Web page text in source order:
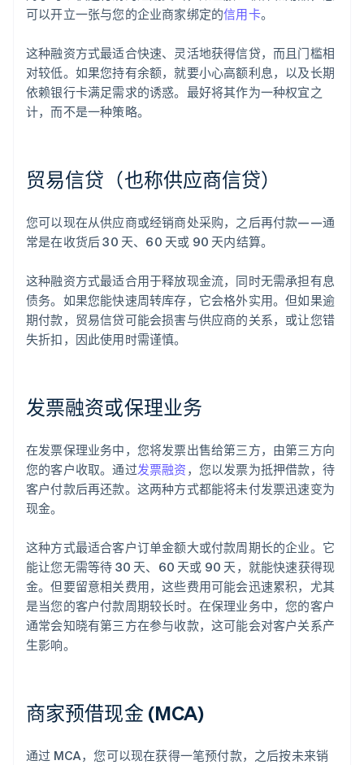
可以开立一张与您的企业商家绑定的信用卡。
这种融资方式最适合快速、灵活地获得信贷，而且门槛相
对较低。如果您持有余额，就要小心高额利息，以及长期
依赖银行卡满足需求的诱惑。最好将其作为一种权宜之
计，而不是一种策略。
贸易信贷（也称供应商信贷）
您可以现在从供应商或经销商处采购，之后再付款——通
常是在收货后 30 天、60 天或 90 天内结算。
这种融资方式最适合用于释放现金流，同时无需承担有息
债务。如果您能快速周转库存，它会格外实用。但如果逾
期付款，贸易信贷可能会损害与供应商的关系，或让您错
失折扣，因此使用时需谨慎。
发票融资或保理业务
在发票保理业务中，您将发票出售给第三方，由第三方向
您的客户收取。通过发票融资 ，您以发票为抵押借款，待
客户付款后再还款。这两种方式都能将未付发票迅速变为
现金。
这种方式最适合客户订单金额大或付款周期长的企业。它
能让您无需等待 30 天、60 天或 90 天，就能快速获得现
金。但要留意相关费用，这些费用可能会迅速累积，尤其
是当您的客户付款周期较长时。在保理业务中，您的客户
通常会知晓有第三方在参与收款，这可能会对客户关系产
生影响。
商家预借现金 (MCA)
通过 MCA，您可以现在获得一笔预付款，之后按未来销